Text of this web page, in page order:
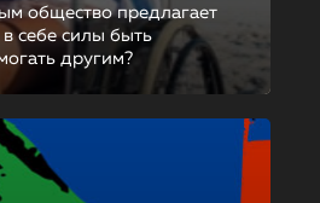
общество предлагает
в себе силы быть
другим?